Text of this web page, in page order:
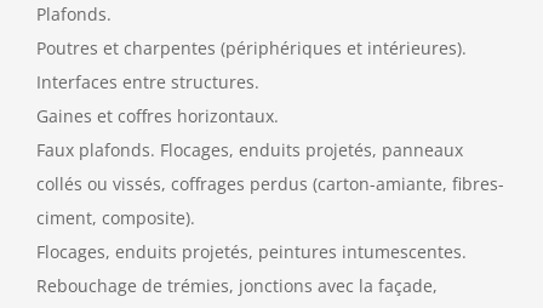
Plafonds.
Poutres et charpentes (périphériques et intérieures).
Interfaces entre structures.
Gaines et coffres horizontaux.
Faux plafonds. Flocages, enduits projetés, panneaux
collés ou vissés, coffrages perdus (carton-amiante, fibres-
ciment, composite).
Flocages, enduits projetés, peintures intumescentes.
Rebouchage de trémies, jonctions avec la façade,